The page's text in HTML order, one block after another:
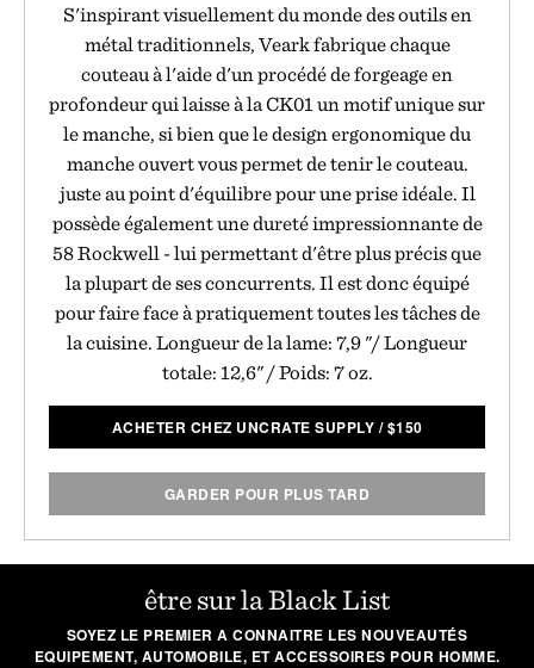
S'inspirant visuellement du monde des outils en
métal traditionnels, Veark fabrique chaque
couteau à l'aide d'un procédé de forgeage en
profondeur qui laisse à la CK01 un motif unique sur
le manche, si bien que le design ergonomique du
manche ouvert vous permet de tenir le couteau.
juste au point d'équilibre pour une prise idéale. Il
possède également une dureté impressionnante de
58 Rockwell - lui permettant d'être plus précis que
la plupart de ses concurrents. Il est donc équipé
pour faire face à pratiquement toutes les tâches de
la cuisine. Longueur de la lame: 7,9 "/ Longueur
totale: 12,6" / Poids: 7 oz.
ACHETER CHEZ UNCRATE SUPPLY /$150
GARDER POUR PLUS TARD
être sur la Black List
SOYEZ LE PREMIER A CONNAITRE LES NOUVEAUTÉS
EQUIPEMENT, AUTOMOBILE, ET ACCESSOIRES POUR HOMME.